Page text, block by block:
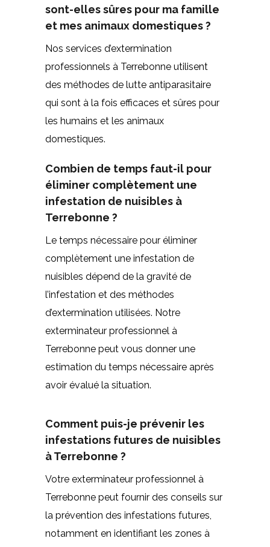
sont-elles sûres pour ma famille
et mes animaux domestiques ?
Nos services d’extermination
professionnels à Terrebonne utilisent
des méthodes de lutte antiparasitaire
qui sont à la fois efficaces et sûres pour
les humains et les animaux
domestiques.
Combien de temps faut-il pour
éliminer complètement une
infestation de nuisibles à
Terrebonne ?
Le temps nécessaire pour éliminer
complètement une infestation de
nuisibles dépend de la gravité de
l’infestation et des méthodes
d’extermination utilisées. Notre
exterminateur professionnel à
Terrebonne peut vous donner une
estimation du temps nécessaire après
avoir évalué la situation.
Comment puis-je prévenir les
infestations futures de nuisibles
à Terrebonne ?
Votre exterminateur professionnel à
Terrebonne peut fournir des conseils sur
la prévention des infestations futures,
notamment en identifiant les zones à